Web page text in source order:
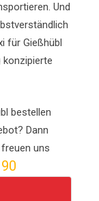
Und
für Gießhübl
bestellen
Dann
uns